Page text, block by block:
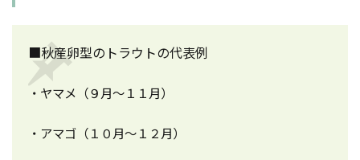
■秋産卵型のトラウトの代表例
・ヤマメ（９月～１１月）
・アマゴ（１０月～１２月）